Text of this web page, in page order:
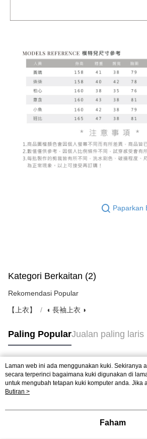
Paparkan
Kategori Berkaitan (2)
Rekomendasi Popular
【上衣】 ◖ 長袖上衣 ◗
Paling PopularJualan paling laris
Tag Popular
Laman web ini ada menggunakan kuki. Sekiranya
secara terperinci bagaimana kuki digunakan di
untuk mengubah tetapan kuki komputer anda. Jika
menggunakan kuki di komputer anda, sila rujuk
mengetahui secara terperinci bagaimana kuki
mahu menggunakan kuki di komputer anda, sila
Butiran >
Faham